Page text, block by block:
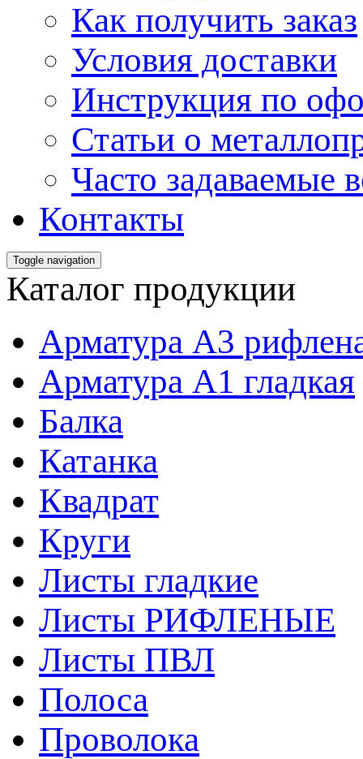
Как получить заказ
Условия доставки
Инструкция по
Статьи о
Часто задаваемые
Контакты
Toggle navigation
Каталог продукции
Арматура А3
Арматура А1 гладкая
Балка
Катанка
Квадрат
Круги
Листы гладкие
Листы РИФЛЕНЫЕ
Листы ПВЛ
Полоса
Проволока